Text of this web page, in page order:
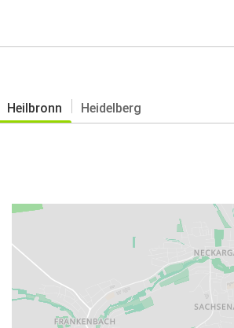
Heilbronn Heidelberg